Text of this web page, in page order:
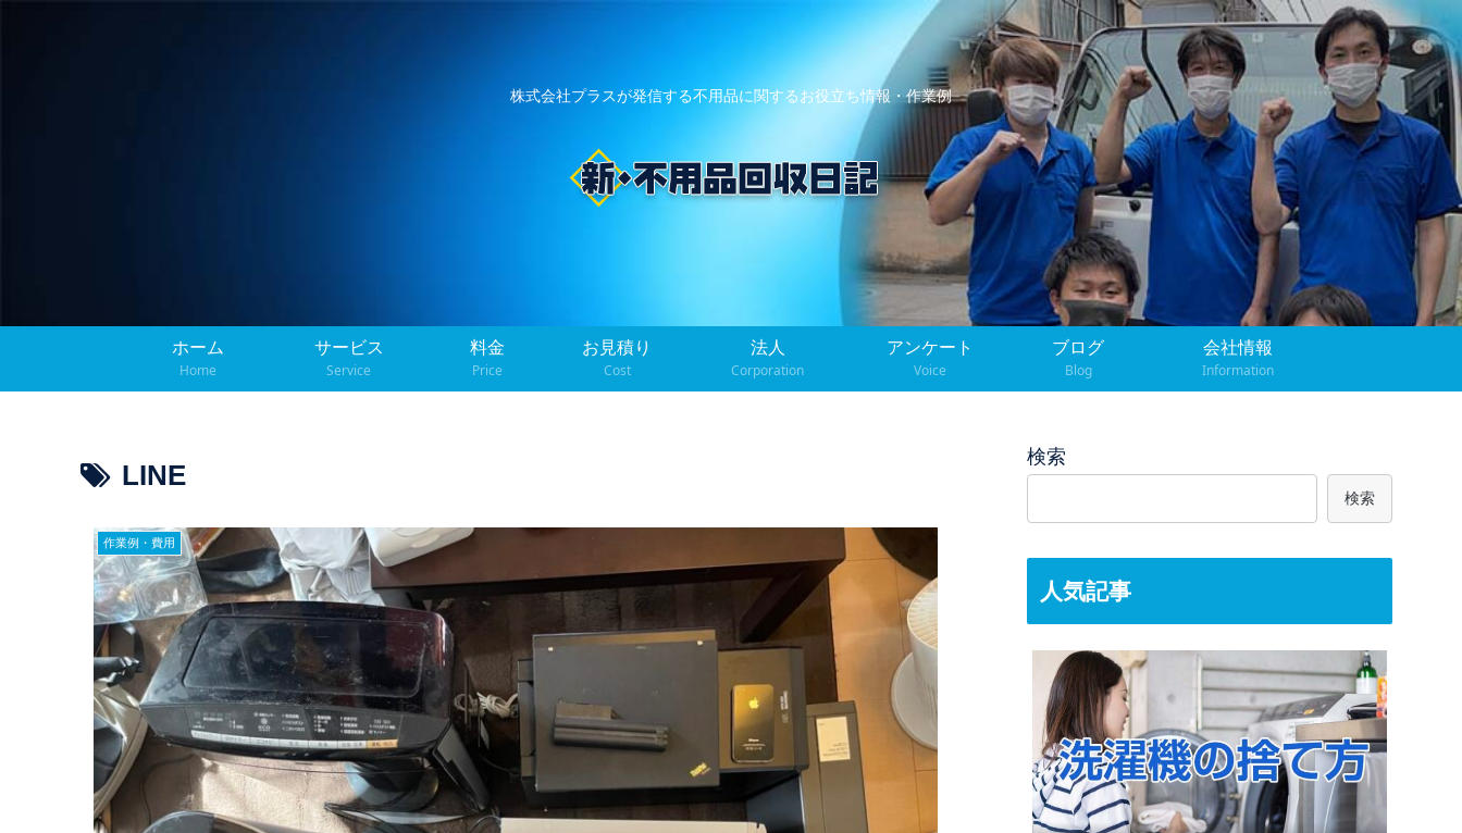
株式会社プラスが発信する不用品に関するお役立ち情報・作業例
ホーム
Home
サービス
Service
料金
Price
お見積り
Cost
法人
Corporation
アンケート
Voice
ブログ
Blog
会社情報
Information
LINE
作業例・費用
検索
検索
人気記事